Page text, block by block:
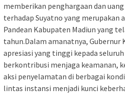
memberikan penghargaan dan
terhadap Suyatno yang merupakan
Pandean Kabupaten Madiun yang
tahun.Dalam amanatnya,
apresiasi yang tinggi kepada
berkontribusi menjaga keamanan,
aksi penyelamatan di berbagai
lintas instansi menjadi kunci